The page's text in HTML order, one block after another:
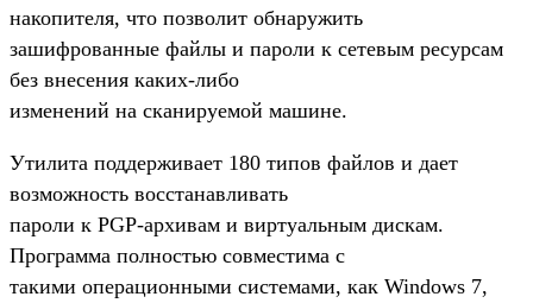
накопителя, что позволит обнаружить
зашифрованные файлы и пароли к сетевым ресурсам
без внесения каких-либо
изменений на сканируемой машине.
Утилита поддерживает 180 типов файлов и дает
возможность восстанавливать
пароли к PGP-архивам и виртуальным дискам.
Программа полностью совместима с
такими операционными системами, как Windows 7,